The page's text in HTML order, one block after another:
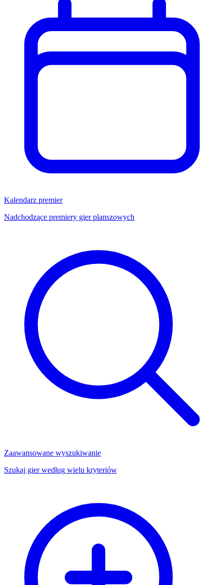
Kalendarz premier
Nadchodzące premiery gier planszowych
Zaawansowane wyszukiwanie
Szukaj gier według wielu kryteriów